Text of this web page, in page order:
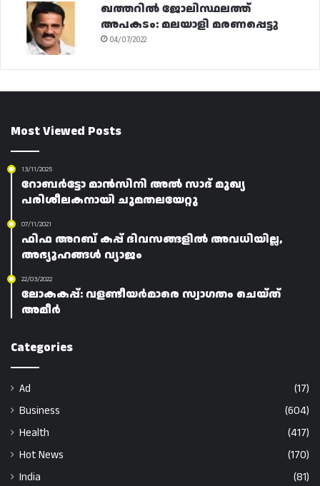
ഖത്തറിൽ ജോലിസ്ഥലത്ത്
അപകടം: മലയാളി മരണപ്പെട്ടു
04/07/2022
Most Viewed Posts
13/11/2025
റോബർട്ടോ മാൻസിനി അൽ സാദ് മുഖ്യ
പരിശീലകനായി ചുമതലയേറ്റു
07/11/2021
ഫിഫ അറബ് കപ്പ് ദിവസങ്ങളിൽ അവധിയില്ല,
അഭ്യൂഹങ്ങൾ വ്യാജം
22/03/2022
ലോകകപ്പ്: വളണ്ടീയർമാരെ സ്വാഗതം ചെയ്ത്
അമീർ
Categories
Ad
(17)
Business
(604)
Health
(417)
Hot News
(170)
India
(81)